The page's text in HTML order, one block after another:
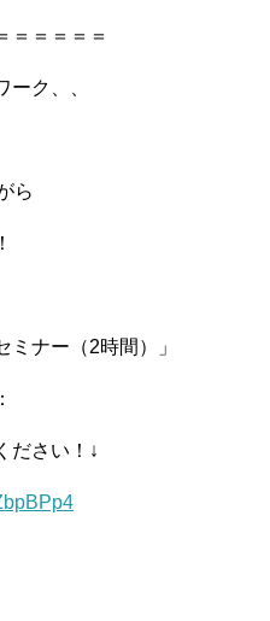
＝＝＝＝＝
ーク、、
ら
ミナー（2時間）」
ださい！↓